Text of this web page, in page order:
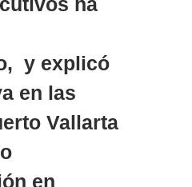
y explicó
en las
Vallarta
en